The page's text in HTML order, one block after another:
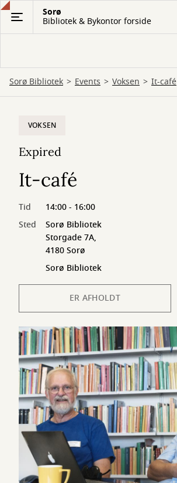
Gå
hovedindhold
Sorø
Bibliotek & Bykontor forside
Sorø Bibliotek Events Voksen It-café
VOKSEN
Expired
It-café
Tid
14:00 - 16:00
Sted
Sorø Bibliotek
Storgade 7A,
4180 Sorø
Sorø Bibliotek
ER AFHOLDT